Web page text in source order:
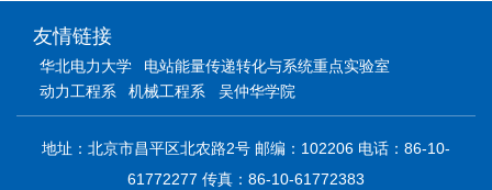
友情链接
华北电力大学
电站能量传递转化与系统重点实验室
动力工程系
机械工程系 吴仲华学院
地址：北京市昌平区北农路2号 邮编：102206 电话：86-10-
61772277 传真：86-10-61772383